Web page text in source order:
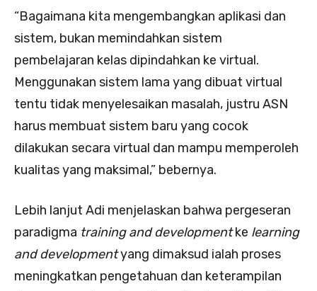
“Bagaimana kita mengembangkan aplikasi dan
sistem, bukan memindahkan sistem
pembelajaran kelas dipindahkan ke virtual.
Menggunakan sistem lama yang dibuat virtual
tentu tidak menyelesaikan masalah, justru ASN
harus membuat sistem baru yang cocok
dilakukan secara virtual dan mampu memperoleh
kualitas yang maksimal,” bebernya.
Lebih lanjut Adi menjelaskan bahwa pergeseran
paradigma training and developmentke learning
and developmentyang dimaksud ialah proses
meningkatkan pengetahuan dan keterampilan